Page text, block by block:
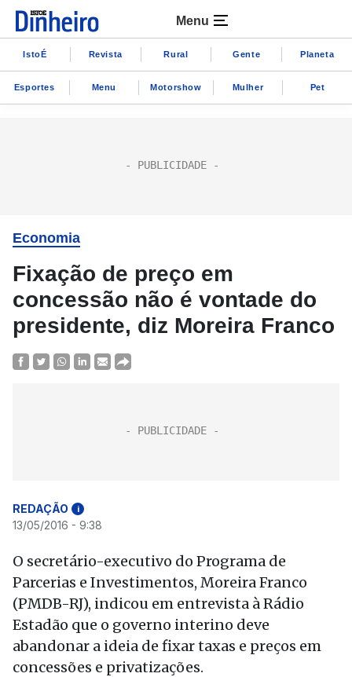
Menu
IstoÉ Revista Rural Gente Planeta
Esportes Menu Motorshow Mulher Pet
Economia
Fixação de preço em
concessão não é vontade do
presidente, diz Moreira Franco
REDAÇÃO i
13/05/2016 - 9:38
O secretário-executivo do Programa de
Parcerias e Investimentos, Moreira Franco
(PMDB-RJ), indicou em entrevista à Rádio
Estadão que o governo interino deve
abandonar a ideia de fixar taxas e preços em
concessões e privatizações.